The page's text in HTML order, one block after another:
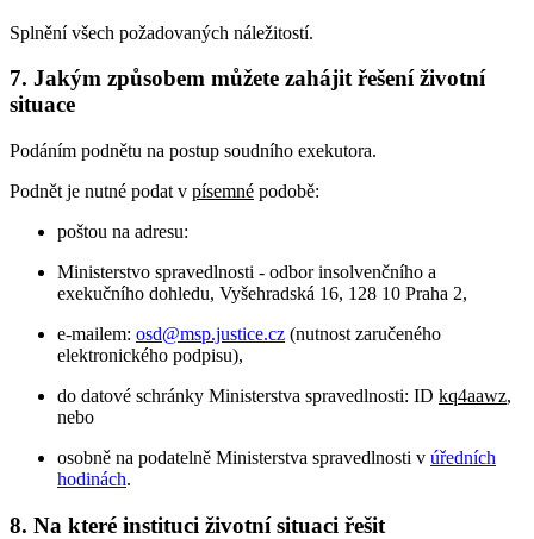
Splnění všech požadovaných náležitostí.
7. Jakým způsobem můžete zahájit řešení životní
situace
Podáním podnětu na postup soudního exekutora.
Podnět je nutné podat v písemné podobě:
poštou na adresu:
Ministerstvo spravedlnosti - odbor insolvenčního a
exekučního dohledu, Vyšehradská 16, 128 10 Praha 2,
e-mailem: osd@msp.justice.cz (nutnost zaručeného
elektronického podpisu),
do datové schránky Ministerstva spravedlnosti: ID kq4aawz,
nebo
osobně na podatelně Ministerstva spravedlnosti v úředních
hodinách.
8. Na které instituci životní situaci řešit